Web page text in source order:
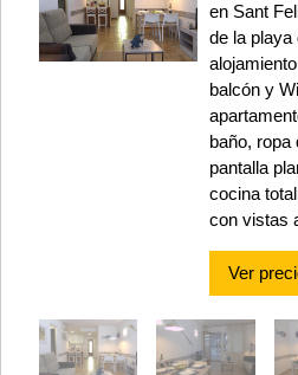
en Sant
de la playa
balcón y
baño, ropa
pantalla
cocina
con vistas
Ver